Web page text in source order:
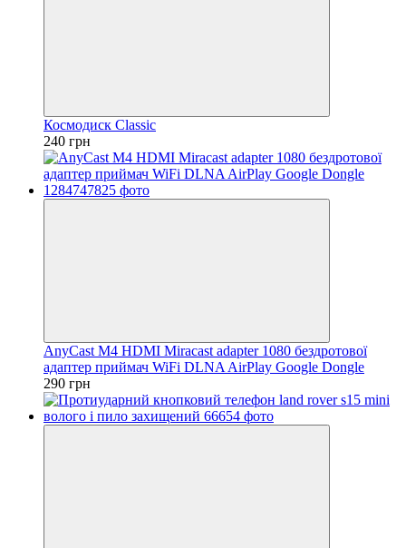
Космодиск Classic
240 грн
AnyCast M4 HDMI Miracast adapter 1080 бездротової
адаптер приймач WiFi DLNA AirPlay Google Dongle
290 грн